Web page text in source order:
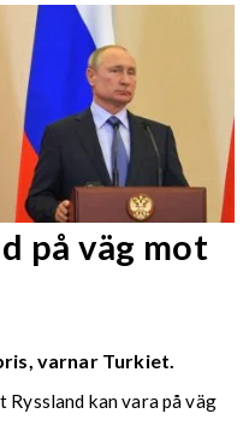
på väg mot
varnar Turkiet.
kan vara på väg